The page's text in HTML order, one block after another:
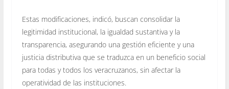
Estas modificaciones, indicó, buscan consolidar la
legitimidad institucional, la igualdad sustantiva y la
transparencia, asegurando una gestión eficiente y una
justicia distributiva que se traduzca en un beneficio social
para todas y todos los veracruzanos, sin afectar la
operatividad de las instituciones.